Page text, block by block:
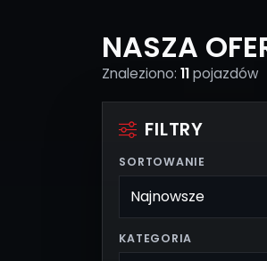
NASZA
Znaleziono: 11pojazdów
FILTRY
SORTOWANIE
KATEGORIA